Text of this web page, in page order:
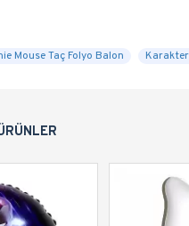
Mouse Taç Folyo Balon